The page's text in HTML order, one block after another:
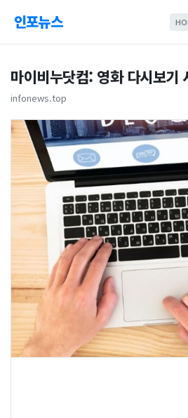
인포뉴스
마이비누닷컴: 영화 다시보기
infonews.top